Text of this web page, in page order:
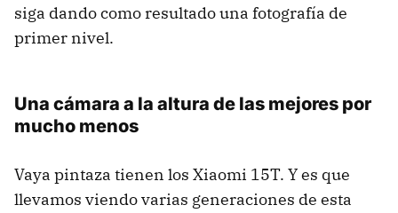
siga dando como resultado una fotografía de
primer nivel.
Una cámara a la altura de las mejores por
mucho menos
Vaya pintaza tienen los Xiaomi 15T. Y es que
llevamos viendo varias generaciones de esta